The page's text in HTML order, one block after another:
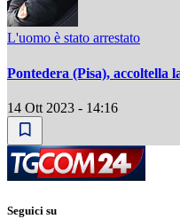
L'uomo è stato arrestato
Pontedera (Pisa), accoltella
14 Ott 2023 - 14:16
Seguici su